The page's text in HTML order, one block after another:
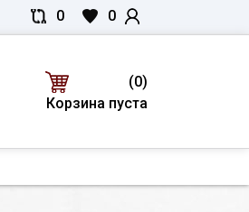
0 0
(0)
Корзина пуста